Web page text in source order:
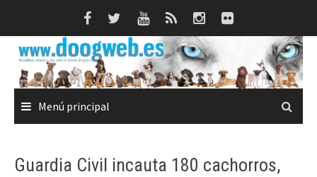
Menú principal
Guardia Civil incauta 180 cachorros,